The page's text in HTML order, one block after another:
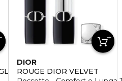
DIOR
ROUGE DIOR VELVET